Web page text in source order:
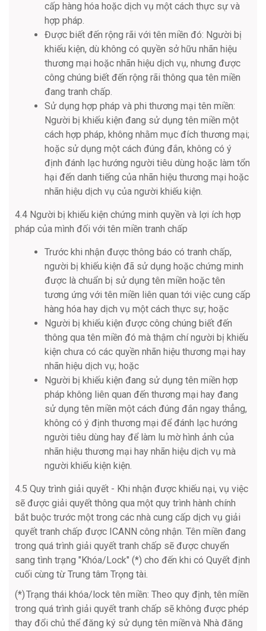
cấp hàng hóa hoặc dịch vụ một cách thực sự và
hợp pháp.
Được biết đến rộng rãi với tên miền đó: Người bị
khiếu kiện, dù không có quyền sở hữu nhãn hiệu
thương mại hoặc nhãn hiệu dịch vụ, nhưng được
công chúng biết đến rộng rãi thông qua tên miền
đang tranh chấp.
Sử dụng hợp pháp và phi thương mại tên miền:
Người bị khiếu kiện đang sử dụng tên miền một
cách hợp pháp, không nhằm mục đích thương mại;
hoặc sử dụng một cách đúng đắn, không có ý
định đánh lạc hướng người tiêu dùng hoặc làm tổn
hại đến danh tiếng của nhãn hiệu thương mại hoặc
nhãn hiệu dịch vụ của người khiếu kiện.
4.4 Người bị khiếu kiện chứng minh quyền và lợi ích hợp
pháp của mình đối với tên miền tranh chấp
Trước khi nhận được thông báo có tranh chấp,
người bị khiếu kiện đã sử dụng hoặc chứng minh
được là chuẩn bị sử dụng tên miền hoặc tên
tương ứng với tên miền liên quan tới việc cung cấp
hàng hóa hay dịch vụ một cách thực sự; hoặc
Người bị khiếu kiện được công chúng biết đến
thông qua tên miền đó mà thậm chí người bị khiếu
kiện chưa có các quyền nhãn hiệu thương mại hay
nhãn hiệu dịch vụ; hoặc
Người bị khiếu kiện đang sử dụng tên miền hợp
pháp không liên quan đến thương mại hay đang
sử dụng tên miền một cách đúng đắn ngay thẳng,
không có ý định thương mại để đánh lạc hướng
người tiêu dùng hay để làm lu mờ hình ảnh của
nhãn hiệu thương mại hay nhãn hiệu dịch vụ mà
người khiếu kiện kiện.
4.5 Quy trình giải quyết - Khi nhận được khiếu nại, vụ việc
sẽ được giải quyết thông qua một quy trình hành chính
bắt buộc trước một trong các nhà cung cấp dịch vụ giải
quyết tranh chấp được ICANN công nhận. Tên miền đang
trong quá trình giải quyết tranh chấp sẽ được chuyển
sang tình trạng "Khóa/Lock" (*) cho đến khi có Quyết định
cuối cùng từ Trung tâm Trọng tài.
(*) Trạng thái khóa/lock tên miền: Theo quy định, tên miền
trong quá trình giải quyết tranh chấp sẽ không được phép
thay đổi chủ thể đăng ký sử dụng tên miền và Nhà đăng